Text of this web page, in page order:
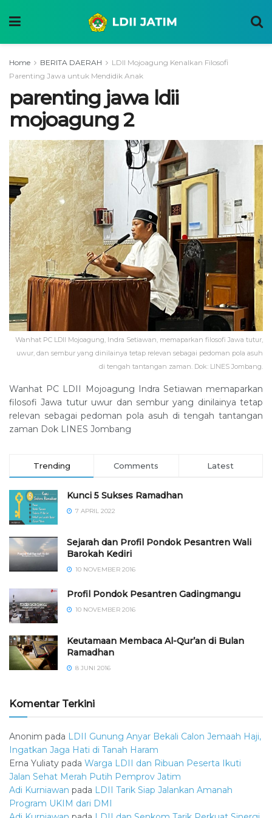
Home BERITA DAERAH
LDII Mojoagung Kenalkan Filosofi
Parenting Jawa untuk Mendidik Anak
parenting jawa ldii
mojoagung 2
Wanhat PC LDII Mojoagung, Indra Setiawan, memaparkan filosofi Jawa tutur,
uwur, dan sembur yang dinilainya tetap relevan sebagai pedoman pola asuh
di tengah tantangan zaman. Dok: LINES Jombang.
Wanhat PC LDII Mojoagung Indra Setiawan memaparkan
filosofi Jawa tutur uwur dan sembur yang dinilainya tetap
relevan sebagai pedoman pola asuh di tengah tantangan
zaman Dok LINES Jombang
Trending Comments Latest
Kunci 5 Sukses Ramadhan
7 APRIL 2022
Sejarah dan Profil Pondok Pesantren Wali
Barokah Kediri
10 NOVEMBER 2016
⁠⁠⁠Profil Pondok Pesantren Gadingmangu
10 NOVEMBER 2016
Keutamaan Membaca Al-Qur’an di Bulan
Ramadhan
8 JUNI 2016
Komentar Terkini
Anonim pada LDII Gunung Anyar Bekali Calon Jemaah Haji,
Ingatkan Jaga Hati di Tanah Haram
Erna Yuliaty pada Warga LDII dan Ribuan Peserta Ikuti
Jalan Sehat Merah Putih Pemprov Jatim
Adi Kurniawan pada LDII Tarik Siap Jalankan Amanah
Program UKIM dari DMI